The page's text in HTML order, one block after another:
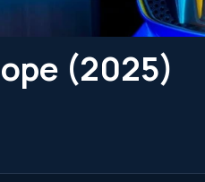
(2025)